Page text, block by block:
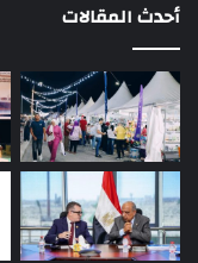
أحدث المقالات